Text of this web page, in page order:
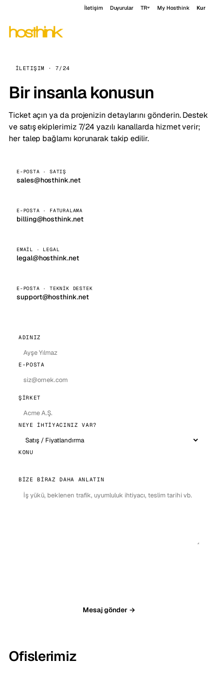
İletişim Duyurular TR My Hosthink Kur
İLETIŞIM · 7/24
Bir insanla konusun
Ticket açın ya da projenizin detaylarını gönderin. Destek
ve satış ekiplerimiz 7/24 yazılı kanallarda hizmet verir;
her talep bağlamı korunarak takip edilir.
E-POSTA · SATIŞ
sales@hosthink.net
E-POSTA · FATURALAMA
billing@hosthink.net
EMAIL · LEGAL
legal@hosthink.net
E-POSTA · TEKNIK DESTEK
support@hosthink.net
ADINIZ
E-POSTA
ŞIRKET
NEYE IHTIYACINIZ VAR?
KONU
BIZE BIRAZ DAHA ANLATIN
Mesaj gönder →
Ofislerimiz